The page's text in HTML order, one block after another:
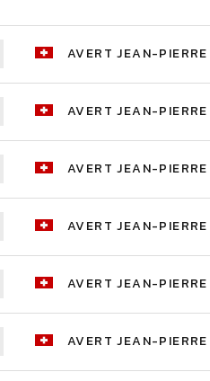
AVERT JEAN-PIERRE
AVERT JEAN-PIERRE
AVERT JEAN-PIERRE
AVERT JEAN-PIERRE
AVERT JEAN-PIERRE
AVERT JEAN-PIERRE